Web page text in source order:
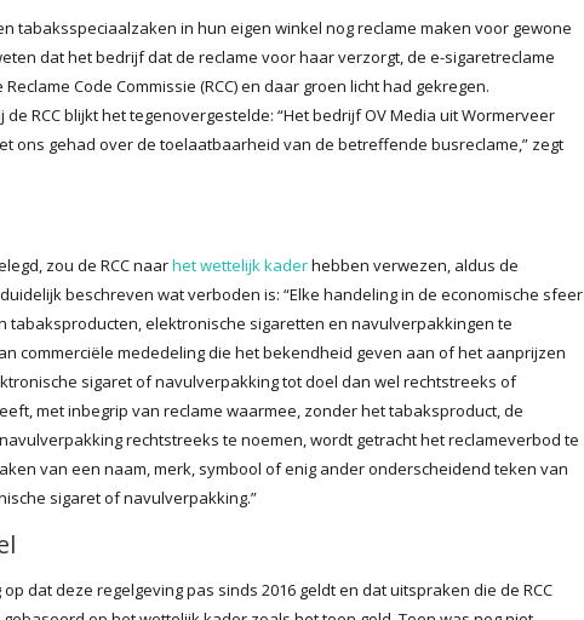
tabaksspeciaalzaken in hun eigen winkel nog reclame maken voor gewone
dat het bedrijf dat de reclame voor haar verzorgt, de e-sigaretreclame
Code Commissie (RCC) en daar groen licht had gekregen.
de RCC blijkt het tegenovergestelde: “Het bedrijf OV Media uit Wormerveer
ons gehad over de toelaatbaarheid van de betreffende busreclame,” zegt
zou de RCC naarhet wettelijk kaderhebben verwezen, aldus de
beschreven wat verboden is: “Elke handeling in de economische sfeer
tabaksproducten, elektronische sigaretten en navulverpakkingen te
commerciële mededeling die het bekendheid geven aan of het aanprijzen
sigaret of navulverpakking tot doel dan wel rechtstreeks of
met inbegrip van reclame waarmee, zonder het tabaksproduct, de
rechtstreeks te noemen, wordt getracht het reclameverbod te
van een naam, merk, symbool of enig ander onderscheidend teken van
sigaret of navulverpakking.”
dat deze regelgeving pas sinds 2016 geldt en dat uitspraken die de RCC